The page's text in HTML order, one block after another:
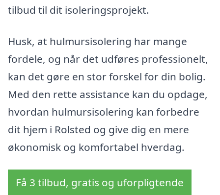
tilbud til dit isoleringsprojekt.
Husk, at hulmursisolering har mange
fordele, og når det udføres professionelt,
kan det gøre en stor forskel for din bolig.
Med den rette assistance kan du opdage,
hvordan hulmursisolering kan forbedre
dit hjem i Rolsted og give dig en mere
økonomisk og komfortabel hverdag.
Få 3 tilbud, gratis og uforpligtende